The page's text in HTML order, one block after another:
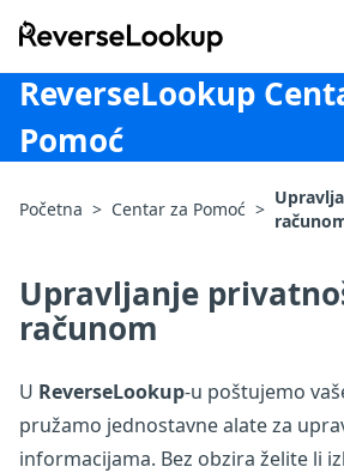
ReverseLookup
ReverseLookup
Pomoć
Početna > Centar za Pomoć >
Upravljanje
računom
U ReverseLookup-u poštujemo
pružamo jednostavne alate za
informacijama. Bez obzira želite li